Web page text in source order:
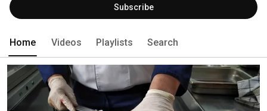
Subscribe
Home Videos Playlists Search